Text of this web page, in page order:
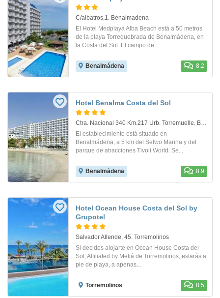
C/albatros,1. Benalmadena
El Hotel Medplaya Alba Beach está a 50 metros
de la playa Torrequebrada de Benalmádena, en
la Costa del Sol. El campo de...
Benalmádena 8.2
Hotel Benalma Costa del Sol
Ctra. Nacional 340 Km.217 Urb. Torremuelle. Benalmadena
El establecimiento está situado en
Benalmádena, a 5 km del Selwo Marina y del
parque de atracciones Tivoli World. Se...
Benalmádena 8.9
Hotel Ocean House Costa del Sol by
Grupotel
Salvador Allende, 45. Torremolinos
Si decides alojarte en Ocean House Costa del
Sol, Affiliated by Meliá de Torremolinos, estarás a
pie de playa, a apenas...
Torremolinos 8.5